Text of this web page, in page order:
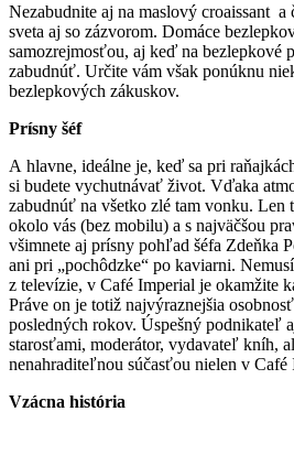
Nezabudnite aj na maslový croaissant
sveta aj so zázvorom. Domáce
samozrejmosťou, aj keď na bezlepkové
zabudnúť. Určite vám však ponúknu
bezlepkových zákuskov.
Prísny šéf
A hlavne, ideálne je, keď sa pri
si budete vychutnávať život. Vďaka
zabudnúť na všetko zlé tam vonku. Len
okolo vás (bez mobilu) a s najväčšou
všimnete aj prísny pohľad šéfa Zdeňka
ani pri „pochôdzke“ po kaviarni.
z televízie, v Café Imperial je okamžite
Práve on je totiž najvýraznejšia
posledných rokov. Úspešný podnikateľ
starosťami, moderátor, vydavateľ kníh,
nenahraditeľnou súčasťou nielen v Café
Vzácna história